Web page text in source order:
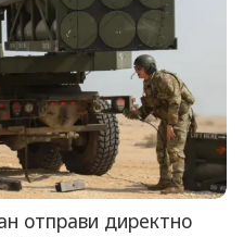
отправи директно